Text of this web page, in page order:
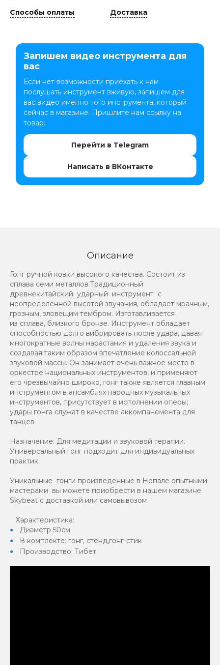
Способы оплаты Доставка
Запишем видео инструмента для
вас
Если нет возможности приехать к нам
послушать инструмент вживую, запишем для
вас видео именно того инструмента, который
сейчас в магазине. Пришлите нам ссылку на
товар:
Перейти в Telegram
Написать в ВКонтакте
Описание
Гонг ручной ковки высокого качества. Состоит из
сплава семи металлов.Традиционный
древнекитайский ударный инструмент с
неопределённой высотой звучания, обладает мрачным,
грозным, зловещим тембром. Изготавливается
из сплава, близкого бронзе. Инструмент обладает
способностью долго вибрировать после удара, давая
многократные волны нарастания и удаления звука и
создавая таким образом впечатление колоссальной
звуковой массы. Он занимает очень важное место в
оркестре национальных инструментов, и применяют
его чрезвычайно широко, гонг также является главным
инструментом в ансамблях народных музыкальных
инструментов, присутствует в исполнении оперы;
удары гонга служат в качестве аккомпанемента для
танцев.
Назначение: Для медитации и звуковой терапии.
Универсальный гонг подходит для индивидуальных
практик.
Уникальные гонги произведенные в Непале опытными
мастерами вы можете приобрести в нашем магазине
Skybeat с доставкой или самовывозом
Характеристика:
Диаметр 50см
В комплекте: гонг, стенд,гонг-стик
Производство: Тибет